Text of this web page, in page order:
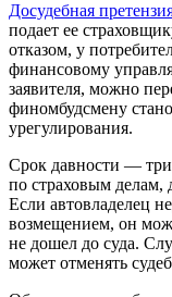
Досудебная
подает ее
отказом, у
финансовому
заявителя, можно
финомбудсмену
урегулирования.
Срок давности — три
по страховым делам,
Если автовладелец
возмещением, он
не дошел до суда.
может отменять